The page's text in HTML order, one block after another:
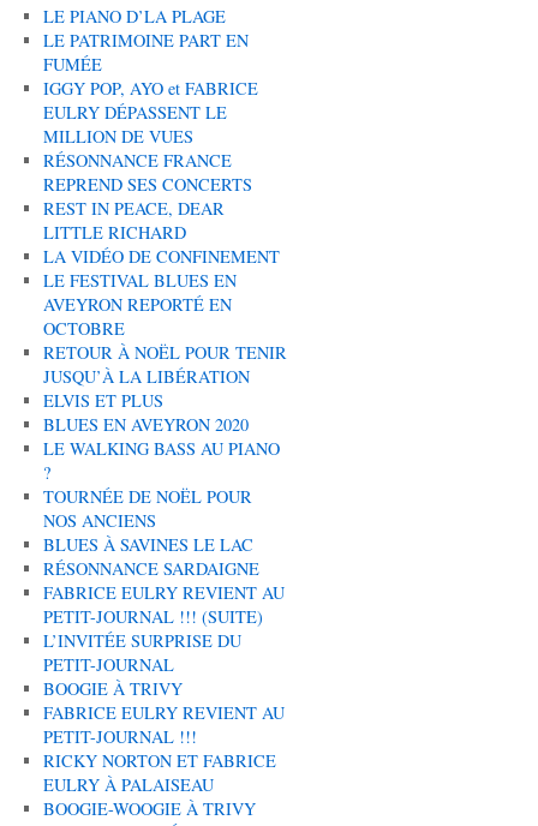
LE PIANO D’LA PLAGE
LE PATRIMOINE PART EN
FUMÉE
IGGY POP, AYO et FABRICE
EULRY DÉPASSENT LE
MILLION DE VUES
RÉSONNANCE FRANCE
REPREND SES CONCERTS
REST IN PEACE, DEAR
LITTLE RICHARD
LA VIDÉO DE CONFINEMENT
LE FESTIVAL BLUES EN
AVEYRON REPORTÉ EN
OCTOBRE
RETOUR À NOËL POUR TENIR
JUSQU’À LA LIBÉRATION
ELVIS ET PLUS
BLUES EN AVEYRON 2020
LE WALKING BASS AU PIANO
?
TOURNÉE DE NOËL POUR
NOS ANCIENS
BLUES À SAVINES LE LAC
RÉSONNANCE SARDAIGNE
FABRICE EULRY REVIENT AU
PETIT-JOURNAL !!! (SUITE)
L’INVITÉE SURPRISE DU
PETIT-JOURNAL
BOOGIE À TRIVY
FABRICE EULRY REVIENT AU
PETIT-JOURNAL !!!
RICKY NORTON ET FABRICE
EULRY À PALAISEAU
BOOGIE-WOOGIE À TRIVY